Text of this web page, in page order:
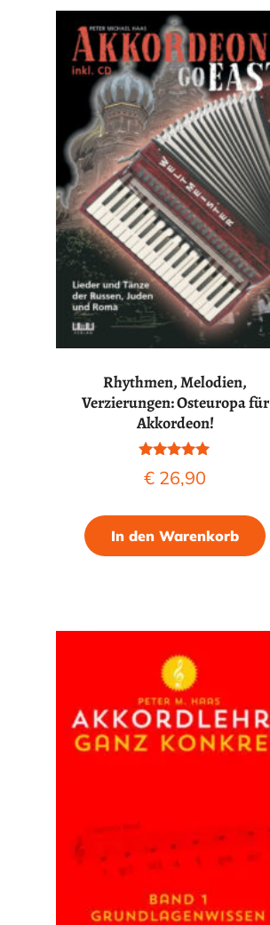
Rhythmen, Melodien,
Verzierungen: Osteuropa für
Akkordeon!
Bewertet mit
5.00
€ 26,90
In den Warenkorb